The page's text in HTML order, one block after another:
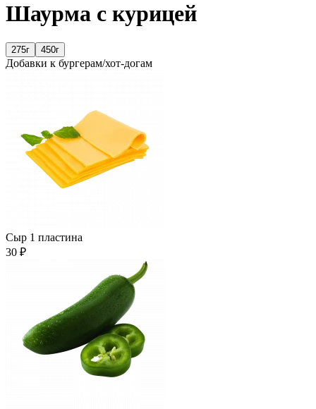
Шаурма с курицей
275г 450г
Добавки к бургерам/хот-догам
Сыр 1 пластина
30 ₽